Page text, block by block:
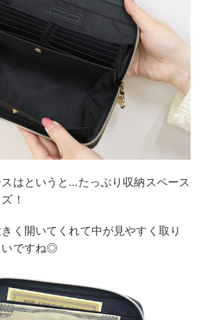
はというと…たっぷり収納スペース
！
く開いてくれて中が見やすく取り
いですね◎